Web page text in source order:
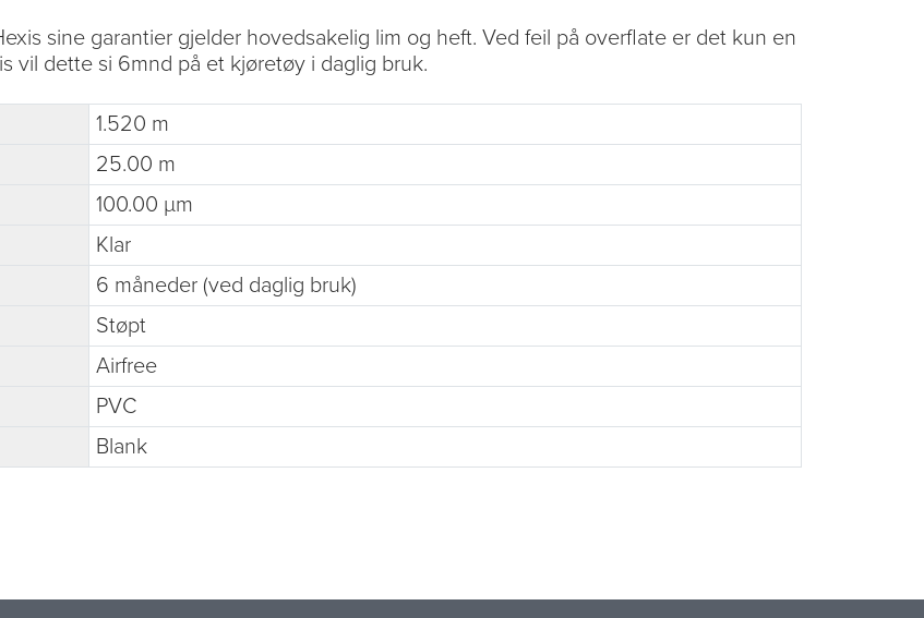
sine garantier gjelder hovedsakelig lim og heft. Ved feil på overflate er det kun en
vil dette si 6mnd på et kjøretøy i daglig bruk.
1.520 m
25.00 m
100.00 µm
Klar
6 måneder (ved daglig bruk)
Støpt
Airfree
PVC
Blank